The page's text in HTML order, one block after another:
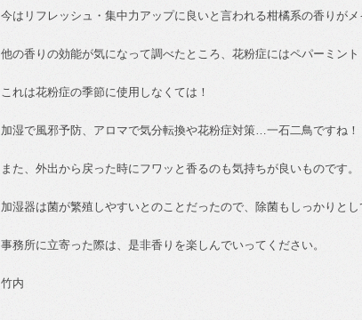
今はリフレッシュ・集中力アップに良いと言われる柑橘系の香りがメ
他の香りの効能が気になって調べたところ、花粉症にはペパーミン
これは花粉症の季節に使用しなくては！
加湿で風邪予防、アロマで気分転換や花粉症対策…一石二鳥ですね！
また、外出から戻った時にフワッと香るのも気持ちが良いものです。
加湿器は菌が繁殖しやすいとのことだったので、除菌もしっかりとし
事務所に立寄った際は、是非香りを楽しんでいってください。
竹内